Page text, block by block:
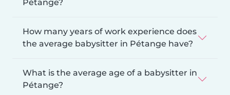
Pétange?
How many years of work experience does
the average babysitter in Pétange have?
What is the average age of a babysitter in
Pétange?